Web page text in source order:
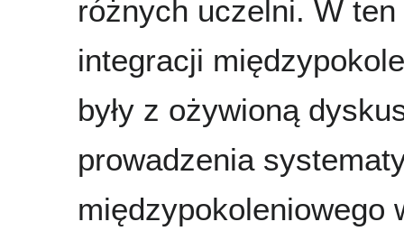
różnych uczelni. W
integracji
były z ożywioną
prowadzenia
międzypokoleniowego